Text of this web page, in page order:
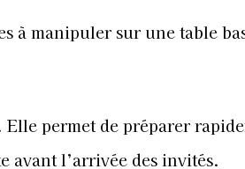
à manipuler sur une table
permet de préparer
avant l’arrivée des invités.